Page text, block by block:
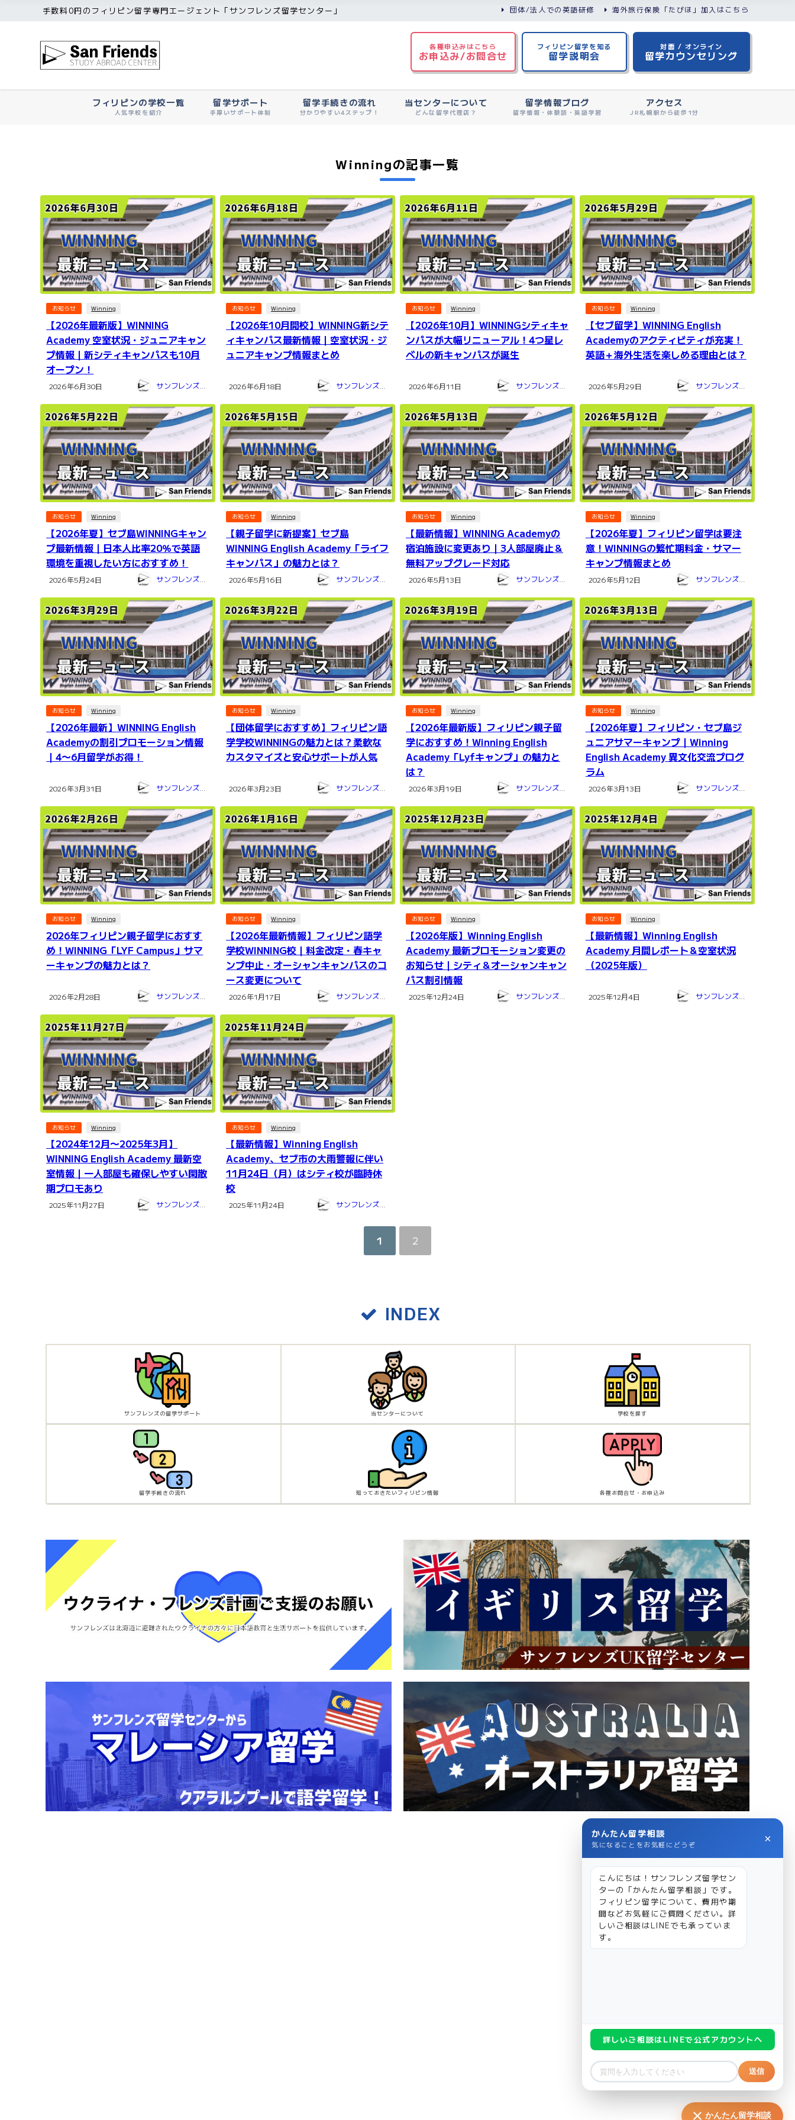
手数料0円のフィリピン留学専門エージェント「サンフレンズ留学センター」 団体/法人での英語研修 海外旅行保険「たびほ」加入はこちら
各種申込みはこちら
お申込み/お問合せ
フィリピン留学を知る
留学説明会
対面 / オンライン
留学カウンセリング
フィリピンの学校一覧
人気学校を紹介
留学サポート
手厚いサポート体制
留学手続きの流れ
分かりやすい4ステップ！
当センターについて
どんな留学代理店？
留学情報ブログ
留学情報・体験談・英語学習
アクセス
JR札幌駅から徒歩1分
Winningの記事一覧
お知らせ Winning
【2026年最新版】WINNING
Academy 空室状況・ジュニアキャン
プ情報｜新シティキャンパスも10月
オープン！
2026年6月30日
お知らせ Winning
【2026年10月開校】WINNING新シテ
ィキャンパス最新情報｜空室状況・ジ
ュニアキャンプ情報まとめ
2026年6月18日 サンフレンズ留学センター
お知らせ Winning
【2026年10月】WINNINGシティキャ
ンパスが大幅リニューアル！4つ星レ
ベルの新キャンパスが誕生
2026年6月11日 サンフレンズ留学センター
お知らせ Winning
【セブ留学】WINNING English
Academyのアクティビティが充実！
英語＋海外生活を楽しめる理由とは？
2026年5月29日 サンフレンズ留学センター
お知らせ Winning
【2026年夏】セブ島WINNINGキャン
プ最新情報｜日本人比率20％で英語
環境を重視したい方におすすめ！
2026年5月24日
お知らせ Winning
【親子留学に新提案】セブ島
WINNING English Academy「ライフ
キャンパス」の魅力とは？
2026年5月16日 サンフレンズ留学センター
お知らせ Winning
【最新情報】WINNING Academyの
宿泊施設に変更あり｜3人部屋廃止＆
無料アップグレード対応
2026年5月13日 サンフレンズ留学センター
お知らせ Winning
【2026年夏】フィリピン留学は要注
意！WINNINGの繁忙期料金・サマー
キャンプ情報まとめ
2026年5月12日 サンフレンズ留学センター
お知らせ Winning
【2026年最新】WINNING English
Academyの割引プロモーション情報
｜4〜6月留学がお得！
2026年3月31日
お知らせ Winning
【団体留学におすすめ】フィリピン語
学学校WINNINGの魅力とは？柔軟な
カスタマイズと安心サポートが人気
2026年3月23日 サンフレンズ留学センター
お知らせ Winning
【2026年最新版】フィリピン親子留
学におすすめ！Winning English
Academy「Lyfキャンプ」の魅力と
は？
2026年3月19日 サンフレンズ留学センター
お知らせ Winning
【2026年夏】フィリピン・セブ島ジ
ュニアサマーキャンプ｜Winning
English Academy 異文化交流プログ
ラム
2026年3月13日 サンフレンズ留学センター
お知らせ Winning
2026年フィリピン親子留学におすす
め！WINNING「LYF Campus」サマ
ーキャンプの魅力とは？
2026年2月28日
お知らせ Winning
【2026年最新情報】フィリピン語学
学校WINNING校｜料金改定・春キャ
ンプ中止・オーシャンキャンパスのコ
ース変更について
2026年1月17日 サンフレンズ留学センター
お知らせ Winning
【2026年版】Winning English
Academy 最新プロモーション変更の
お知らせ｜シティ＆オーシャンキャン
パス割引情報
2025年12月24日 サンフレンズ留学センター
お知らせ Winning
【最新情報】Winning English
Academy 月間レポート＆空室状況
（2025年版）
2025年12月4日 サンフレンズ留学センター
お知らせ Winning
【2024年12月〜2025年3月】
WINNING English Academy 最新空
室情報｜一人部屋も確保しやすい閑散
期プロモあり
2025年11月27日
お知らせ Winning
【最新情報】Winning English
Academy、セブ市の大雨警報に伴い
11月24日（月）はシティ校が臨時休
校
2025年11月24日 サンフレンズ留学センター
1 2
INDEX
サンフレンズの留学サポート 当センターについて 学校を探す
留学手続きの流れ 知っておきたいフィリピン情報 各種お問合せ・お申込み
かんたん留学相談
かんたん留学相談
気になることをお気軽にどうぞ ×
こんにちは！サンフレンズ留学セン
ターの「かんたん留学相談」です。
フィリピン留学について、費用や期
間などお気軽にご質問ください。詳
しいご相談はLINEでも承っていま
す。
詳しいご相談はLINEで公式アカウントへ
送信